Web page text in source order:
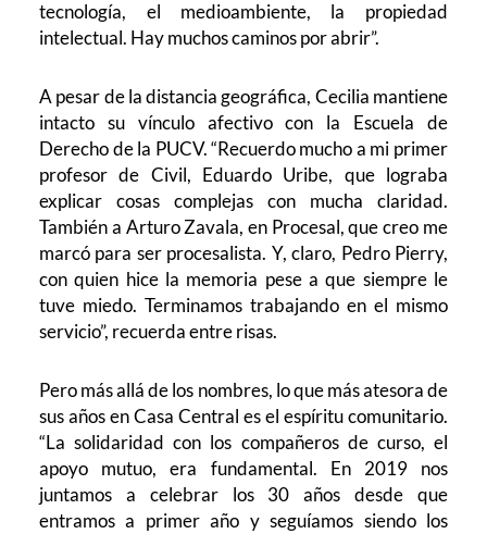
tecnología, el medioambiente, la propiedad
intelectual. Hay muchos caminos por abrir”.
A pesar de la distancia geográfica, Cecilia mantiene
intacto su vínculo afectivo con la Escuela de
Derecho de la PUCV. “Recuerdo mucho a mi primer
profesor de Civil, Eduardo Uribe, que lograba
explicar cosas complejas con mucha claridad.
También a Arturo Zavala, en Procesal, que creo me
marcó para ser procesalista. Y, claro, Pedro Pierry,
con quien hice la memoria pese a que siempre le
tuve miedo. Terminamos trabajando en el mismo
servicio”, recuerda entre risas.
Pero más allá de los nombres, lo que más atesora de
sus años en Casa Central es el espíritu comunitario.
“La solidaridad con los compañeros de curso, el
apoyo mutuo, era fundamental. En 2019 nos
juntamos a celebrar los 30 años desde que
entramos a primer año y seguíamos siendo los